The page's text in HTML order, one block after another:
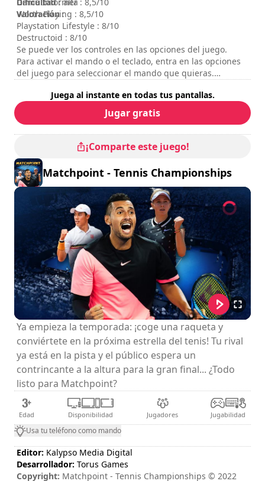
Valoración:
Worth Playing : 8,5/10
Playstation Lifestyle : 8/10
Destructoid : 8/10
Se puede ver los controles en las opciones del juego.
Para activar el mando o el teclado, entra en las opciones
del juego para seleccionar el mando que quieras.
momento.Juega al instante en todas tus pantallas.
Jugar gratis
¡Comparte este juego!
Matchpoint - Tennis Championships
Ya empieza la temporada: ¡coge una raqueta y
conviértete en la próxima estrella del tenis! Tu rival
ya está en la pista y el público espera un
contrincante a la altura para la gran final... ¿Todo
listo para Matchpoint?
Edad Disponibilidad Jugadores Jugabilidad
Usa tu teléfono como mando
Editor: Kalypso Media Digital
Desarrollador: Torus Games
Copyright: Matchpoint - Tennis Championships © 2022